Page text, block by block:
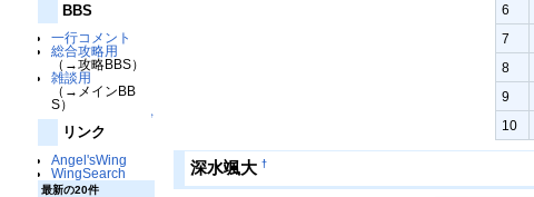
BBS
一行コメント
総合攻略用
（→攻略BBS）
雑談用
（→メインBB
S）
↑
リンク
Angel'sWing
WingSearch
最新の20件
6
7
8
9
10
深水颯大 †